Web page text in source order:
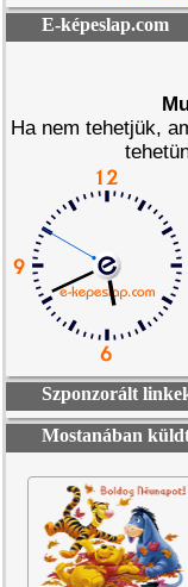
E-képeslap.com
Ha nem tehetjük,
Szponzorált
Mostanában